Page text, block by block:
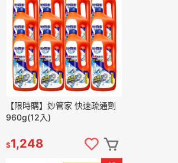
【限時購】妙管家 快速疏通劑
960g(12入)
$1,248